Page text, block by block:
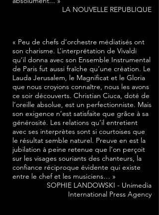
LA NOUVELLE REPUBLIQUE
« Peu de chefs d’orchestre médiatisés ont
son charisme. L’interprétation de Vivaldi
qu’il donna avec son Ensemble Instrumental
de Paris fut aussi fraîche qu’une création. Le
Lauda Jerusalem, le Magnificat et le Gloria
que nous croyions connaître, nous les avons
ce soir découverts. Christian Ciuca, doté de
l’oreille absolue, est un perfectionniste. Mais
son exigence n’est satisfaite que grâce à sa
générosité. Les relations qu’il entretient
avec ses interprètes sont si courtoises que
le résultat semble naturel. Preuve en est la
jubilation à peine retenue que l’on perçoit
sur les visages souriants des chanteurs, la
confiance réciproque évidente qui existe
entre le chef et les musiciens… »
SOPHIE LANDOWSKI - Unimedia
International Press Agency